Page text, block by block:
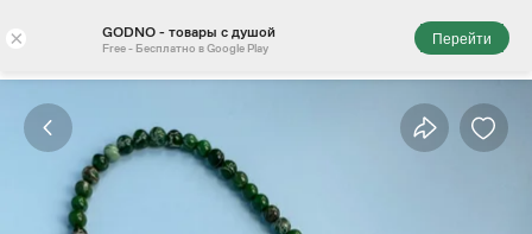
× GODNO - товары с душой
Free - Бесплатно в Google Play
Перейти